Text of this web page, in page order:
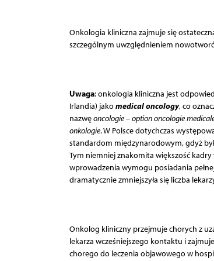
Onkologia kliniczna zajmuje się
szczególnym uwzględnieniem
Uwaga: onkologia kliniczna jest
Irlandia) jakomedical oncology, co
nazwęoncologie – option oncologie
onkologie. W Polsce dotychczas
standardom międzynarodowym, gdyż
Tym niemniej znakomita większość
wprowadzenia wymogu posiadania
dramatycznie zmniejszyła się liczba
Onkolog kliniczny przejmuje chorych z
lekarza wcześniejszego kontaktu i
chorego do leczenia objawowego w